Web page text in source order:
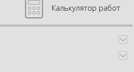
Калькулятор работ